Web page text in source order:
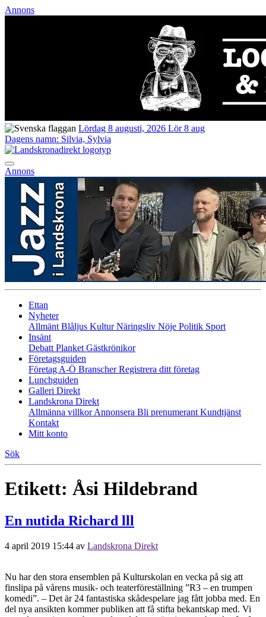
Annons
Lördag 8 augusti, 2026 Lör 8 aug
Dagens namn: Silvia, Sylvia
Annons
Ettan
Nyheter
Allmänt Blåljus KulturNäringsliv Nöje Politik Sport
Insänt
Debatt Planket Gästkrönikor
Företagsguiden
Företag A-Ö BranscherRegistrera ditt företag
Lunchguiden
Galleri Direkt
Landskrona Direkt
Allmänna villkorAnnonsera Bli prenumerant Kundtjänst
Kontakt
Mitt konto
Sök
Etikett: Åsi Hildebrand
En nutida Richard lll
4 april 2019 15:44 av Landskrona Direkt
Nu har den stora ensemblen på Kulturskolan en vecka på sig att
finslipa på vårens musik- och teaterföreställning ”R3 – en trumpen
komedi”. – Det är 24 fantastiska skådespelare jag fått jobba med. En
del nya ansikten kommer publiken att få stifta bekantskap med. Vi